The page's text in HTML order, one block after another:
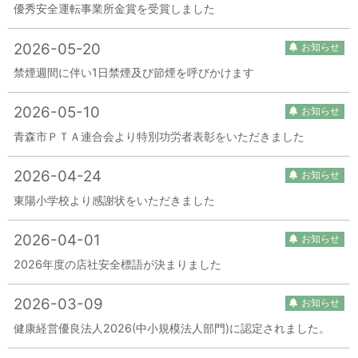
優秀安全運転事業所金賞を受賞しました
2026-05-20 お知らせ
禁煙週間に伴い1日禁煙及び節煙を呼びかけます
2026-05-10 お知らせ
青森市ＰＴＡ連合会より特別功労者表彰をいただきました
2026-04-24 お知らせ
東陽小学校より感謝状をいただきました
2026-04-01 お知らせ
2026年度の店社安全標語が決まりました
2026-03-09 お知らせ
健康経営優良法人2026(中小規模法人部門)に認定されました。